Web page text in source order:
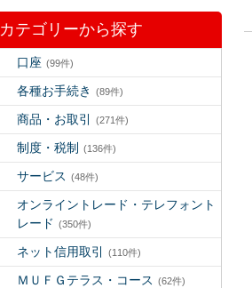
カテゴリーから探す
口座 (99件)
各種お手続き (89件)
商品・お取引 (271件)
制度・税制 (136件)
サービス (48件)
オンライントレード・テレフォント
レード (350件)
ネット信用取引 (110件)
ＭＵＦＧテラス・コース (62件)